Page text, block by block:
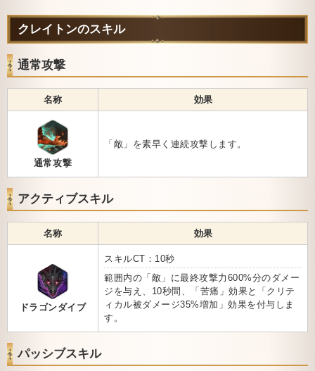
クレイトンのスキル
通常攻撃
名称 効果
通常攻撃
「敵」を素早く連続攻撃します。
アクティブスキル
名称 効果
ドラゴンダイブ
スキルCT：10秒
範囲内の「敵」に最終攻撃力600%分のダメー
ジを与え、10秒間、「苦痛」効果と「クリテ
ィカル被ダメージ35%増加」効果を付与しま
す。
パッシブスキル